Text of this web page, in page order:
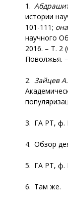
1.
истории
101-111;
научного
2016. – Т. 2
Поволжья.
2. Зайцев
3. ГА РТ, ф.
4. Обзор
5. ГА РТ, ф.
6. Там же.